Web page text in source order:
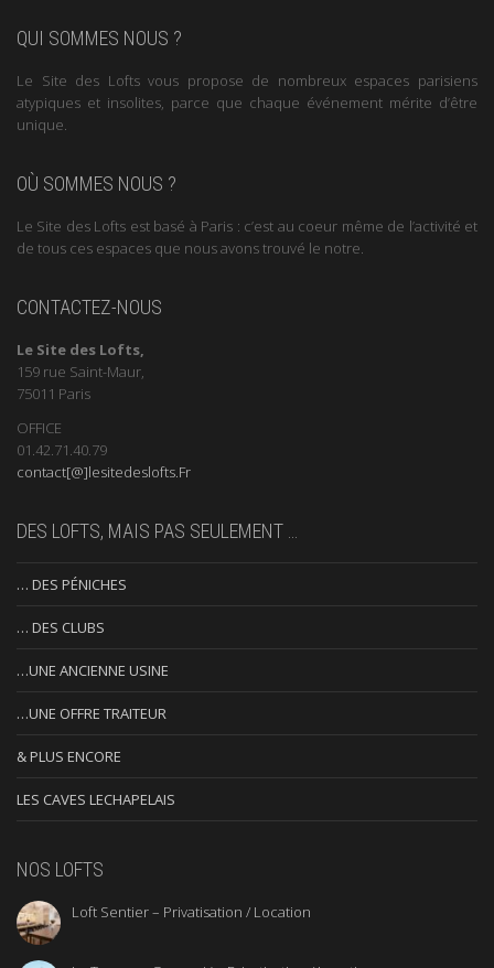
QUI SOMMES NOUS ?
Le Site des Lofts vous propose de nombreux espaces parisiens
atypiques et insolites, parce que chaque événement mérite d’être
unique.
OÙ SOMMES NOUS ?
Le Site des Lofts est basé à Paris : c’est au coeur même de l’activité et
de tous ces espaces que nous avons trouvé le notre.
CONTACTEZ-NOUS
Le Site des Lofts,
159 rue Saint-Maur,
75011 Paris
OFFICE
01.42.71.40.79
contact[@]lesitedeslofts.Fr
DES LOFTS, MAIS PAS SEULEMENT …
… DES PÉNICHES
… DES CLUBS
…UNE ANCIENNE USINE
…UNE OFFRE TRAITEUR
& PLUS ENCORE
LES CAVES LECHAPELAIS
NOS LOFTS
Loft Sentier – Privatisation / Location